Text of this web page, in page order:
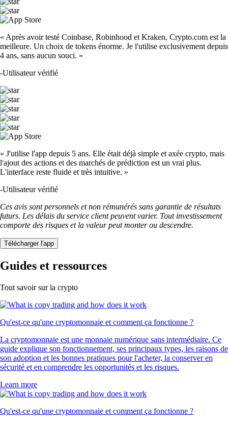
« Après avoir testé Coinbase, Robinhood et Kraken, Crypto.com est la
meilleure. Un choix de tokens énorme. Je l'utilise exclusivement depuis
4 ans, sans aucun souci. »
-Utilisateur vérifié
« J'utilise l'app depuis 5 ans. Elle était déjà simple et axée crypto, mais
l'ajout des actions et des marchés de prédiction est un vrai plus.
L'interface reste fluide et très intuitive. »
-Utilisateur vérifié
Ces avis sont personnels et non rémunérés sans garantie de résultats
futurs. Les délais du service client peuvent varier. Tout investissement
comporte des risques et la valeur peut monter ou descendre.
Télécharger l'app
Guides et ressources
Tout savoir sur la crypto
Qu'est-ce qu'une cryptomonnaie et comment ça fonctionne ?
La cryptomonnaie est une monnaie numérique sans intermédiaire. Ce
guide explique son fonctionnement, ses principaux types, les raisons de
son adoption et les bonnes pratiques pour l'acheter, la conserver en
sécurité et en comprendre les opportunités et les risques.
Learn more
Qu'est-ce qu'une cryptomonnaie et comment ça fonctionne ?